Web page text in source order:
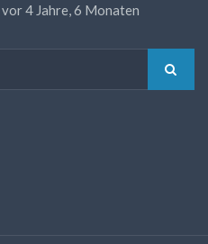
vor 4 Jahre, 6 Monaten